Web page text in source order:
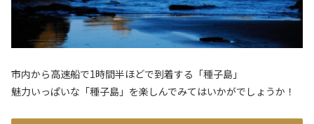
市内から高速船で1時間半ほどで到着する「種子島」
魅力いっぱいな「種子島」を楽しんでみてはいかがでしょうか！